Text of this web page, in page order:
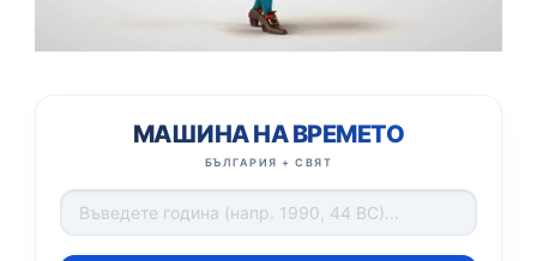
МАШИНА НА ВРЕМЕТО
БЪЛГАРИЯ + СВЯТ